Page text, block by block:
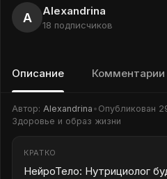
A Alexandrina
18 подписчиков
Описание Комментарии
Автор: Alexandrina • Опубликован
Здоровье и образ жизни
КРАТКО
НейроТело: Нутрициолог